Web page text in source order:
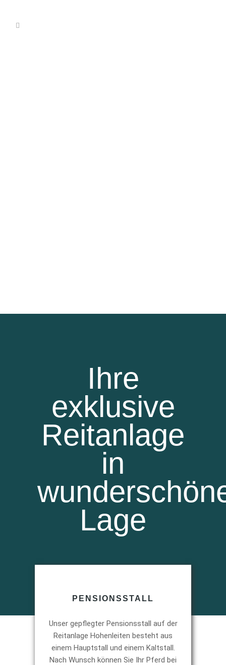
Ihre
exklusive
Reitanlage
in
Lage
PENSIONSSTALL
Unser gepflegter Pensionsstall auf der
Reitanlage Hohenleiten besteht aus
einem Hauptstall und einem Kaltstall.
Nach Wunsch können Sie Ihr Pferd bei